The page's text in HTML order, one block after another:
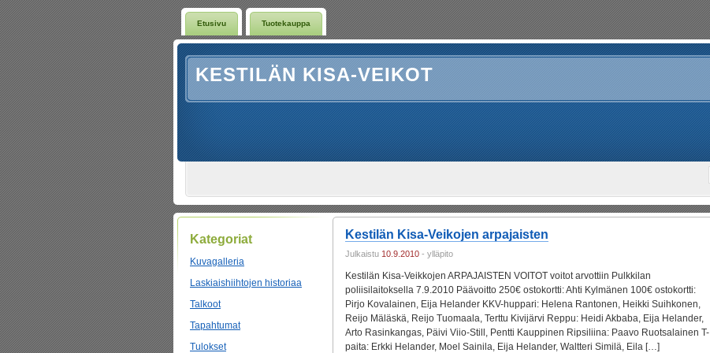
Etusivu Tuotekauppa
KESTILÄN KISA-VEIKOT
Kategoriat
Kuvagalleria
Laskiaishiihtojen historiaa
Talkoot
Tapahtumat
Tulokset
Kestilän Kisa-Veikojen arpajaisten
Julkaistu 10.9.2010 - ylläpito
Kestilän Kisa-Veikkojen ARPAJAISTEN VOITOT voitot arvottiin Pulkkilan
poliisilaitoksella 7.9.2010 Päävoitto 250€ ostokortti: Ahti Kylmänen 100€ ostokortti:
Pirjo Kovalainen, Eija Helander KKV-huppari: Helena Rantonen, Heikki Suihkonen,
Reijo Mäläskä, Reijo Tuomaala, Terttu Kivijärvi Reppu: Heidi Akbaba, Eija Helander,
Arto Rasinkangas, Päivi Viio-Still, Pentti Kauppinen Ripsiliina: Paavo Ruotsalainen T-
paita: Erkki Helander, Moel Sainila, Eija Helander, Waltteri Similä, Eila […]